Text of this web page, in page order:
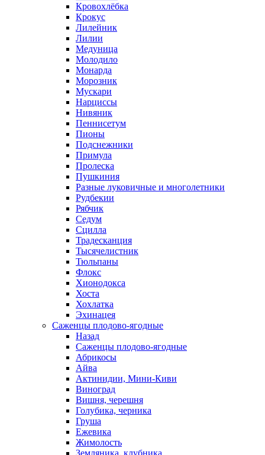
Кровохлёбка
Крокус
Лилейник
Лилии
Медуница
Молодило
Монарда
Морозник
Мускари
Нарциссы
Нивяник
Пеннисетум
Пионы
Подснежники
Примула
Пролеска
Пушкиния
Разные луковичные и многолетники
Рудбекии
Рябчик
Седум
Сцилла
Традесканция
Тысячелистник
Тюльпаны
Флокс
Хионодокса
Хоста
Хохлатка
Эхинацея
Саженцы плодово-ягодные
Назад
Саженцы плодово-ягодные
Абрикосы
Айва
Актинидии, Мини-Киви
Виноград
Вишня, черешня
Голубика, черника
Груша
Ежевика
Жимолость
Земляника, клубника